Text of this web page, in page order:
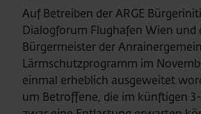
Auf Betreiben der ARGE
Dialogforum Flughafen Wien und
Bürgermeister der
Lärmschutzprogramm im
einmal erheblich ausgeweitet
um Betroffene, die im künftigen